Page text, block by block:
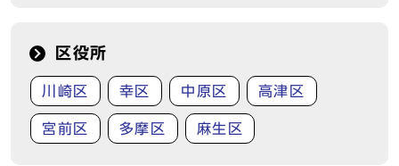
区役所
川崎区 幸区 中原区 高津区
宮前区 多摩区 麻生区